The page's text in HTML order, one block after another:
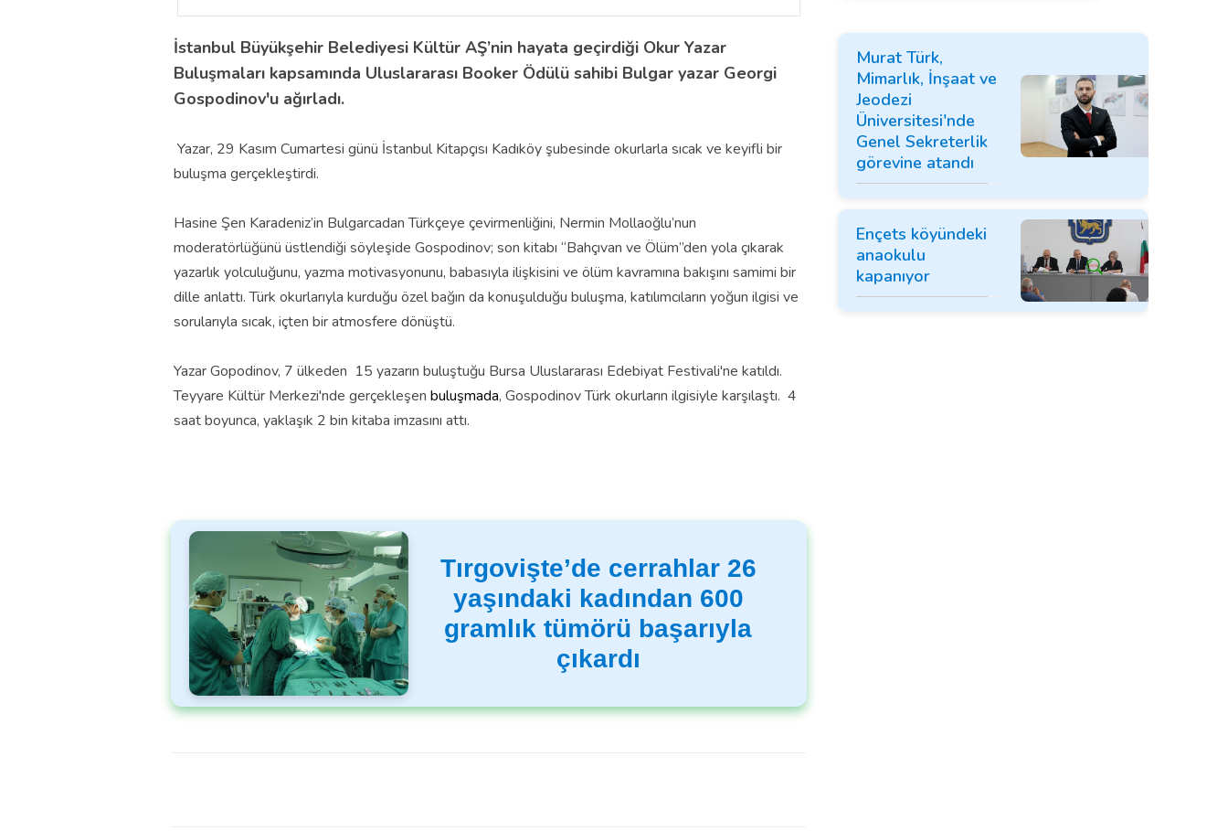
İstanbul Büyükşehir Belediyesi Kültür AŞ’nin hayata geçirdiği Okur Yazar
Buluşmaları kapsamında Uluslararası Booker Ödülü sahibi Bulgar yazar Georgi
Gospodinov'u ağırladı.
Yazar, 29 Kasım Cumartesi günü İstanbul Kitapçısı Kadıköy şubesinde okurlarla sıcak ve keyifli bir
buluşma gerçekleştirdi.
Hasine Şen Karadeniz’in Bulgarcadan Türkçeye çevirmenliğini, Nermin Mollaoğlu’nun
moderatörlüğünü üstlendiği söyleşide Gospodinov; son kitabı “Bahçıvan ve Ölüm”den yola çıkarak
yazarlık yolculuğunu, yazma motivasyonunu, babasıyla ilişkisini ve ölüm kavramına bakışını samimi bir
dille anlattı. Türk okurlarıyla kurduğu özel bağın da konuşulduğu buluşma, katılımcıların yoğun ilgisi ve
sorularıyla sıcak, içten bir atmosfere dönüştü.
Yazar Gopodinov, 7 ülkeden 15 yazarın buluştuğu Bursa Uluslararası Edebiyat Festivali'ne katıldı.
Teyyare Kültür Merkezi'nde gerçekleşen buluşmada, Gospodinov Türk okurların ilgisiyle karşılaştı. 4
saat boyunca, yaklaşık 2 bin kitaba imzasını attı.
Tırgovişte’de cerrahlar 26
yaşındaki kadından 600
gramlık tümörü başarıyla
çıkardı
Murat Türk,
Mimarlık, İnşaat ve
Jeodezi
Üniversitesi'nde
Genel Sekreterlik
görevine atandı
Ençets köyündeki
anaokulu
kapanıyor